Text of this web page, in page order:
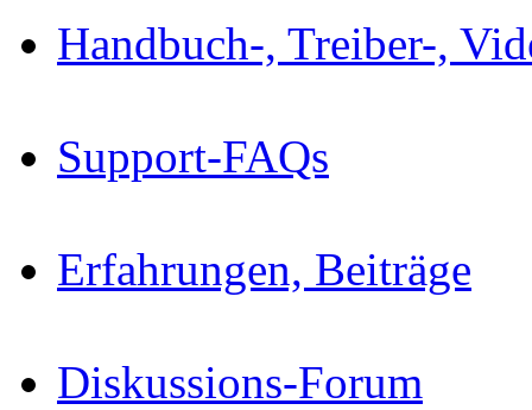
Handbuch-, Treiber-,
Support-FAQs
Erfahrungen, Beiträge
Diskussions-Forum